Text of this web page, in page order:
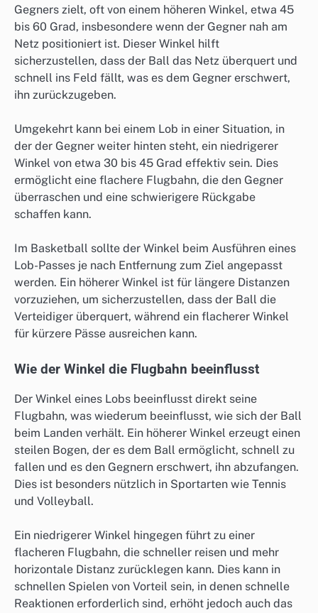
Gegners zielt, oft von einem höheren Winkel, etwa 45
bis 60 Grad, insbesondere wenn der Gegner nah am
Netz positioniert ist. Dieser Winkel hilft
sicherzustellen, dass der Ball das Netz überquert und
schnell ins Feld fällt, was es dem Gegner erschwert,
ihn zurückzugeben.
Umgekehrt kann bei einem Lob in einer Situation, in
der der Gegner weiter hinten steht, ein niedrigerer
Winkel von etwa 30 bis 45 Grad effektiv sein. Dies
ermöglicht eine flachere Flugbahn, die den Gegner
überraschen und eine schwierigere Rückgabe
schaffen kann.
Im Basketball sollte der Winkel beim Ausführen eines
Lob-Passes je nach Entfernung zum Ziel angepasst
werden. Ein höherer Winkel ist für längere Distanzen
vorzuziehen, um sicherzustellen, dass der Ball die
Verteidiger überquert, während ein flacherer Winkel
für kürzere Pässe ausreichen kann.
Wie der Winkel die Flugbahn beeinflusst
Der Winkel eines Lobs beeinflusst direkt seine
Flugbahn, was wiederum beeinflusst, wie sich der Ball
beim Landen verhält. Ein höherer Winkel erzeugt einen
steilen Bogen, der es dem Ball ermöglicht, schnell zu
fallen und es den Gegnern erschwert, ihn abzufangen.
Dies ist besonders nützlich in Sportarten wie Tennis
und Volleyball.
Ein niedrigerer Winkel hingegen führt zu einer
flacheren Flugbahn, die schneller reisen und mehr
horizontale Distanz zurücklegen kann. Dies kann in
schnellen Spielen von Vorteil sein, in denen schnelle
Reaktionen erforderlich sind, erhöht jedoch auch das